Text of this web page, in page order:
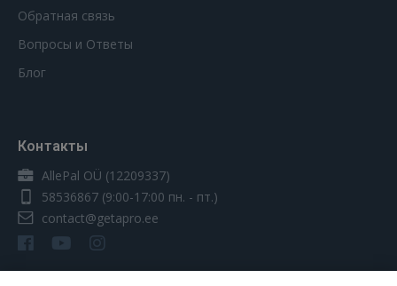
Обратная связь
Вопросы и Ответы
Блог
Контакты
AllePal OÜ (12209337)
58536867 (9:00-17:00 пн. - пт.)
contact@getapro.ee